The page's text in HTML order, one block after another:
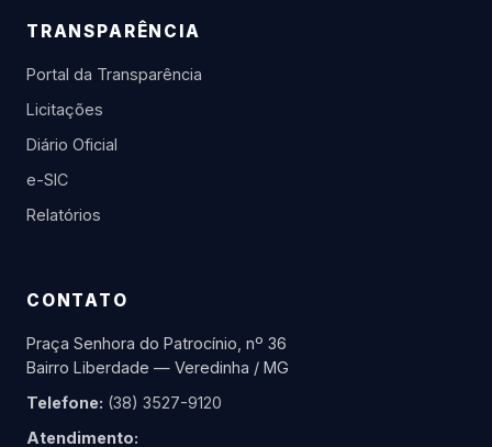
TRANSPARÊNCIA
Portal da Transparência
Licitações
Diário Oficial
e-SIC
Relatórios
CONTATO
Praça Senhora do Patrocínio, nº 36
Bairro Liberdade — Veredinha / MG
Telefone: (38) 3527-9120
Atendimento: